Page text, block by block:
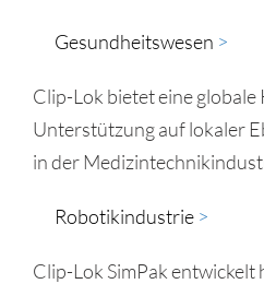
Gesundheitswesen >​
Clip-Lok bietet eine
Unterstützung auf lokaler
in der
Robotikindustrie >
Clip-Lok SimPak entwickelt